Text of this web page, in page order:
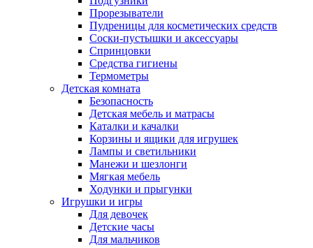
Прорезыватели
Пудреницы для косметических средств
Соски-пустышки и аксессуары
Спринцовки
Средства гигиены
Термометры
Детская комната
Безопасность
Детская мебель и матрасы
Каталки и качалки
Корзины и ящики для игрушек
Лампы и светильники
Манежи и шезлонги
Мягкая мебель
Ходунки и прыгунки
Игрушки и игры
Для девочек
Детские часы
Для мальчиков